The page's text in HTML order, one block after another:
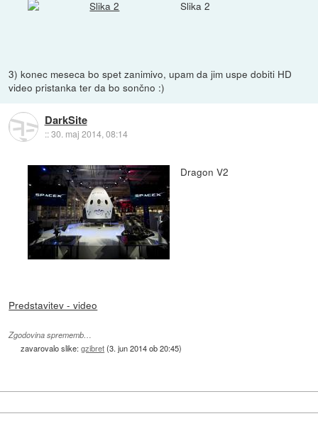
Slika 2
3) konec meseca bo spet zanimivo, upam da jim uspe dobiti HD
video pristanka ter da bo sončno :)
DarkSite
::30. maj 2014, 08:14
Dragon V2
Predstavitev - video
Zgodovina sprememb…
zavarovalo slike:gzibret(3. jun 2014 ob 20:45)